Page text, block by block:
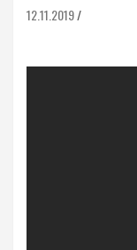
12.11.2019